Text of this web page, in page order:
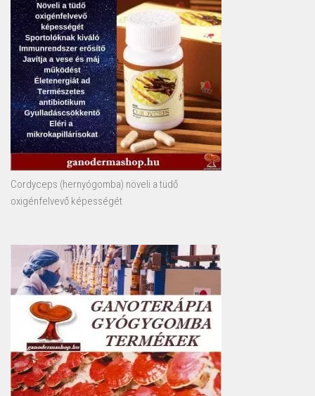
Cordyceps (hernyógomba) növeli a tüdő
oxigénfelvevő képességét